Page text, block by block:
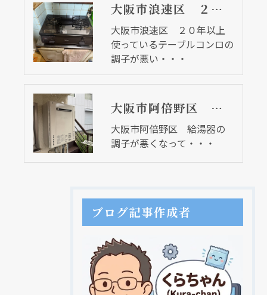
大阪市浪速区 ２０年以上使っているテーブルコンロの調子が悪い・・・
大阪市浪速区 ２０年以上
使っているテーブルコンロの
調子が悪い・・・
大阪市阿倍野区 給湯器の調子が悪くなって・・・
大阪市阿倍野区 給湯器の
調子が悪くなって・・・
ブログ記事作成者